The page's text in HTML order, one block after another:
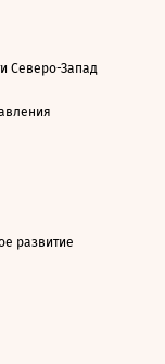
Северо-Запад
развитие